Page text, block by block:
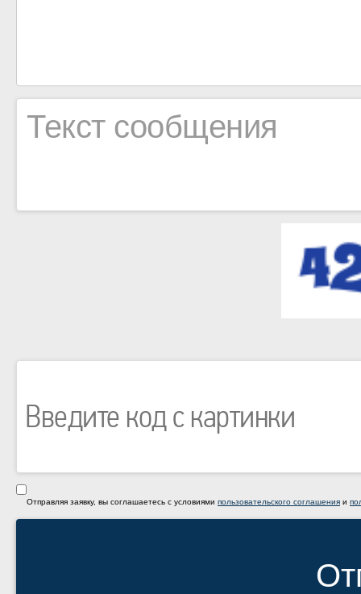
Отправляя заявку, вы соглашаетесь с условиями пользовательского соглашения и